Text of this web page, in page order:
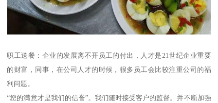
职工送餐：企业的发展离不开员工的付出，人才是21世纪企业重要
的财富，同事，在公司人才的时候，很多员工会比较注重公司的福
利问题。
“您的满意才是我们的信誉”。我们随时接受客户的监督。并不断加强